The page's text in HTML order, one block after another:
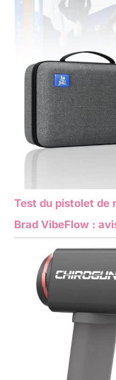
Test du pistolet de
Brad VibeFlow :